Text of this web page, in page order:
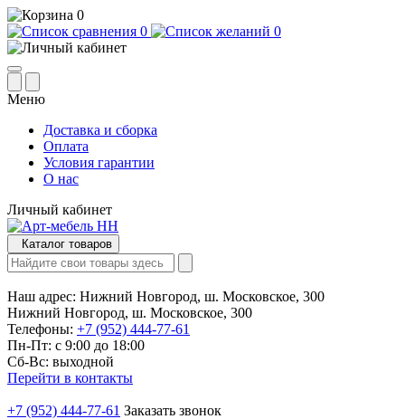
0
0
0
Меню
Доставка и сборка
Оплата
Условия гарантии
О нас
Личный кабинет
Каталог товаров
Наш адрес: Нижний Новгород, ш. Московское, 300
Нижний Новгород, ш. Московское, 300
Телефоны: +7 (952) 444-77-61
Пн-Пт: с 9:00 до 18:00
Сб-Вс: выходной
Перейти в контакты
+7 (952) 444-77-61 Заказать звонок